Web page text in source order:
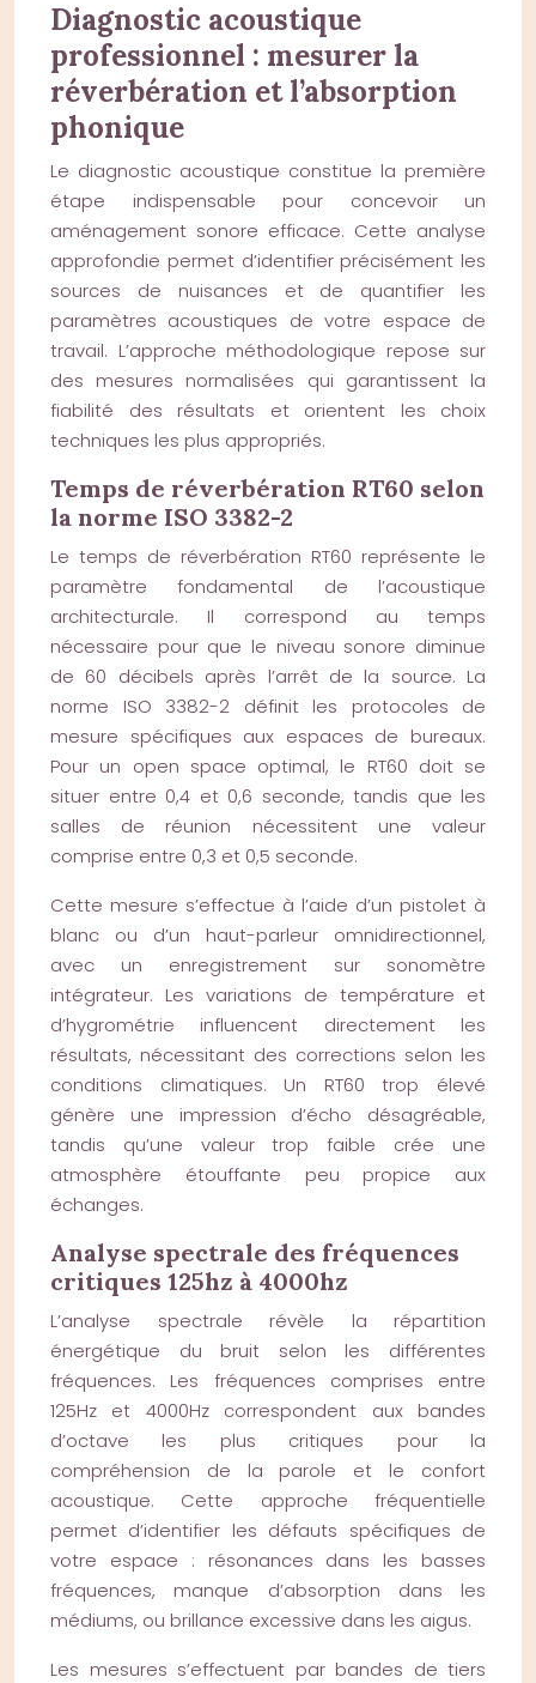
Diagnostic acoustique
professionnel : mesurer la
réverbération et l’absorption
phonique
Le diagnostic acoustique constitue la première
étape indispensable pour concevoir un
aménagement sonore efficace. Cette analyse
approfondie permet d’identifier précisément les
sources de nuisances et de quantifier les
paramètres acoustiques de votre espace de
travail. L’approche méthodologique repose sur
des mesures normalisées qui garantissent la
fiabilité des résultats et orientent les choix
techniques les plus appropriés.
Temps de réverbération RT60 selon
la norme ISO 3382-2
Le temps de réverbération RT60 représente le
paramètre fondamental de l’acoustique
architecturale. Il correspond au temps
nécessaire pour que le niveau sonore diminue
de 60 décibels après l’arrêt de la source. La
norme ISO 3382-2 définit les protocoles de
mesure spécifiques aux espaces de bureaux.
Pour un open space optimal, le RT60 doit se
situer entre 0,4 et 0,6 seconde, tandis que les
salles de réunion nécessitent une valeur
comprise entre 0,3 et 0,5 seconde.
Cette mesure s’effectue à l’aide d’un pistolet à
blanc ou d’un haut-parleur omnidirectionnel,
avec un enregistrement sur sonomètre
intégrateur. Les variations de température et
d’hygrométrie influencent directement les
résultats, nécessitant des corrections selon les
conditions climatiques. Un RT60 trop élevé
génère une impression d’écho désagréable,
tandis qu’une valeur trop faible crée une
atmosphère étouffante peu propice aux
échanges.
Analyse spectrale des fréquences
critiques 125hz à 4000hz
L’analyse spectrale révèle la répartition
énergétique du bruit selon les différentes
fréquences. Les fréquences comprises entre
125Hz et 4000Hz correspondent aux bandes
d’octave les plus critiques pour la
compréhension de la parole et le confort
acoustique. Cette approche fréquentielle
permet d’identifier les défauts spécifiques de
votre espace : résonances dans les basses
fréquences, manque d’absorption dans les
médiums, ou brillance excessive dans les aigus.
Les mesures s’effectuent par bandes de tiers